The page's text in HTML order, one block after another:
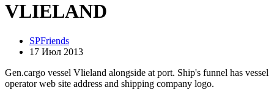
VLIELAND
SPFriends
17 Июл 2013
Gen.cargo vessel Vlieland alongside at port. Ship's funnel has vessel
operator web site address and shipping company logo.